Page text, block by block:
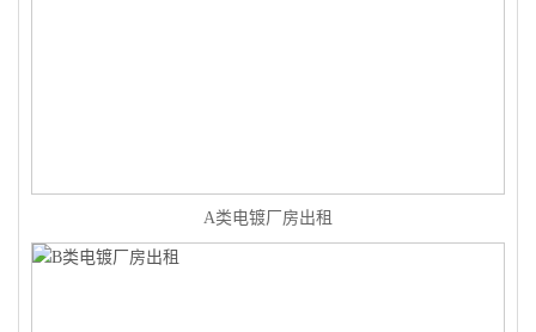
A类电镀厂房出租